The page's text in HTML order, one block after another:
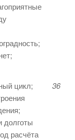
цикл;
долготы
расчёта
36